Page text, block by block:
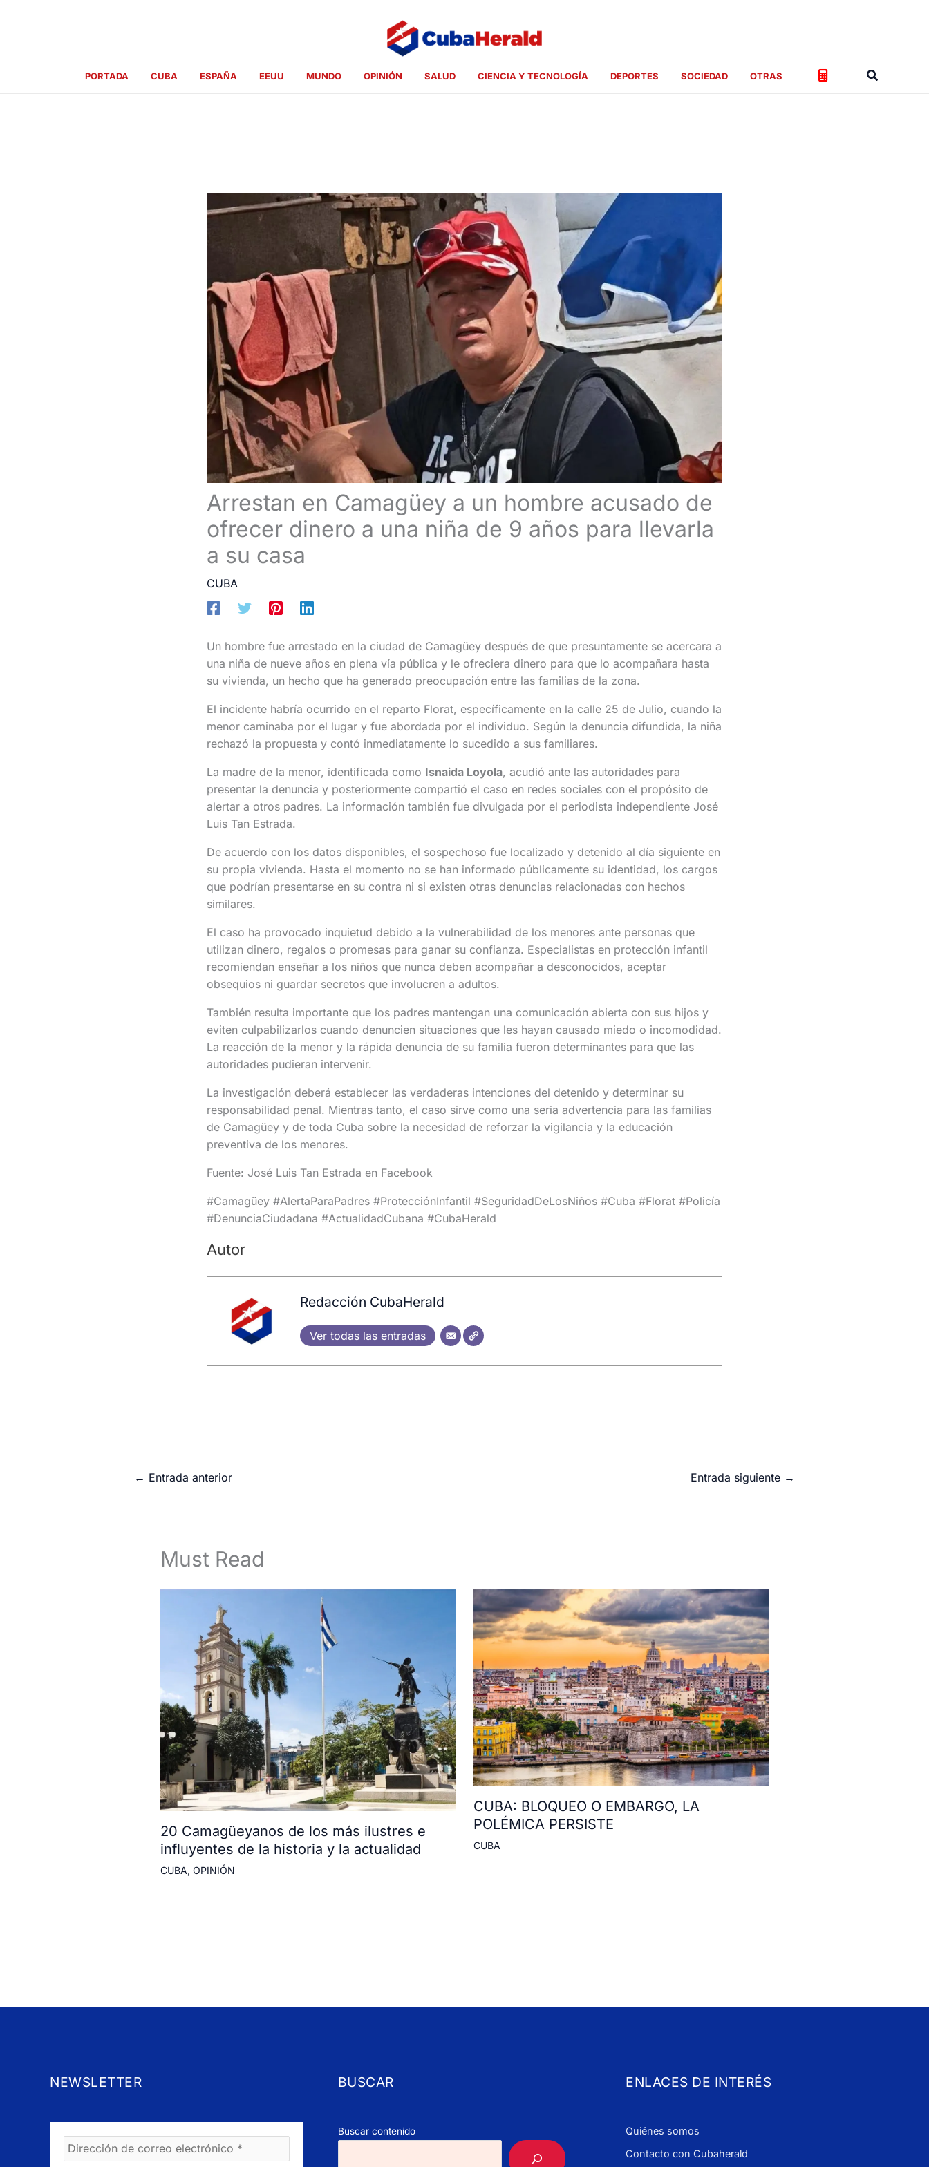
PORTADA CUBA ESPAÑA EEUU MUNDO OPINIÓN SALUD CIENCIA Y TECNOLOGÍA DEPORTES SOCIEDAD OTRAS Buscar
Arrestan en Camagüey a un hombre acusado de
ofrecer dinero a una niña de 9 años para llevarla
a su casa
CUBA
Un hombre fue arrestado en la ciudad de Camagüey después de que presuntamente se acercara a
una niña de nueve años en plena vía pública y le ofreciera dinero para que lo acompañara hasta
su vivienda, un hecho que ha generado preocupación entre las familias de la zona.
El incidente habría ocurrido en el reparto Florat, específicamente en la calle 25 de Julio, cuando la
menor caminaba por el lugar y fue abordada por el individuo. Según la denuncia difundida, la niña
rechazó la propuesta y contó inmediatamente lo sucedido a sus familiares.
La madre de la menor, identificada como Isnaida Loyola, acudió ante las autoridades para
presentar la denuncia y posteriormente compartió el caso en redes sociales con el propósito de
alertar a otros padres. La información también fue divulgada por el periodista independiente José
Luis Tan Estrada.
De acuerdo con los datos disponibles, el sospechoso fue localizado y detenido al día siguiente en
su propia vivienda. Hasta el momento no se han informado públicamente su identidad, los cargos
que podrían presentarse en su contra ni si existen otras denuncias relacionadas con hechos
similares.
El caso ha provocado inquietud debido a la vulnerabilidad de los menores ante personas que
utilizan dinero, regalos o promesas para ganar su confianza. Especialistas en protección infantil
recomiendan enseñar a los niños que nunca deben acompañar a desconocidos, aceptar
obsequios ni guardar secretos que involucren a adultos.
También resulta importante que los padres mantengan una comunicación abierta con sus hijos y
eviten culpabilizarlos cuando denuncien situaciones que les hayan causado miedo o incomodidad.
La reacción de la menor y la rápida denuncia de su familia fueron determinantes para que las
autoridades pudieran intervenir.
La investigación deberá establecer las verdaderas intenciones del detenido y determinar su
responsabilidad penal. Mientras tanto, el caso sirve como una seria advertencia para las familias
de Camagüey y de toda Cuba sobre la necesidad de reforzar la vigilancia y la educación
preventiva de los menores.
Fuente: José Luis Tan Estrada en Facebook
#Camagüey #AlertaParaPadres #ProtecciónInfantil #SeguridadDeLosNiños #Cuba #Florat #Policía
#DenunciaCiudadana #ActualidadCubana #CubaHerald
Autor
Redacción CubaHerald
Ver todas las entradas
← Entrada anterior Entrada siguiente →
Must Read
20 Camagüeyanos de los más ilustres e
influyentes de la historia y la actualidad
CUBA, OPINIÓN
CUBA: BLOQUEO O EMBARGO, LA
POLÉMICA PERSISTE
CUBA
NEWSLETTER BUSCAR
Buscar contenido
ENLACES DE INTERÉS
Quiénes somos
Contacto con Cubaherald